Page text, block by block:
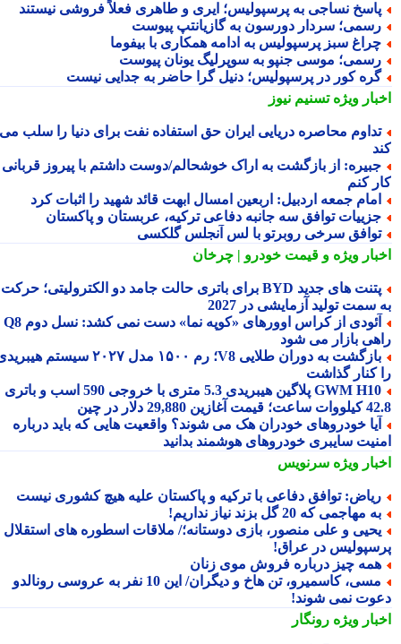
نساجی به پرسپولیس؛ ایری و طاهری فعلاً فروشی نیستند
سردار دورسون به گازیانتپ پیوست
سبز پرسپولیس به ادامه همکاری با بیفوما
موسی جنپو به سوپرلیگ یونان پیوست
کور در پرسپولیس؛ دنیل گرا حاضر به جدایی نیست
ویژهتسنیم نیوز
محاصره دریایی ایران حق استفاده نفت برای دنیا را سلب می
از بازگشت به اراک خوشحالم/دوست داشتم با پیروز قربانی
کنم
جمعه اردبیل: اربعین امسال ابهت قائد شهید را اثبات کرد
توافق سه جانبه دفاعی ترکیه، عربستان و پاکستان
سرخی روبرتو با لس آنجلس گلکسی
ویژهو قیمت خودرو | چرخان
پتنت های جدید BYD برای باتری حالت جامد دو الکترولیتی؛ حرکت
سمت تولید آزمایشی در 2027
آئودی از کراس اوورهای «کوپه نما» دست نمی کشد: نسل دوم Q8
بازار می شود
بازگشت به دوران طلایی V8؛ رم ۱۵۰۰ مدل ۲۰۲۷ سیستم هیبریدی
کنار گذاشت
GWM H10 پلاگین هیبریدی 5.3 متری با خروجی 590 اسب و باتری
29,880 دلار در چین
خودروهای خودران هک می شوند؟ واقعیت هایی که باید درباره
سایبری خودروهای هوشمند بدانید
ویژهسرنویس
توافق دفاعی با ترکیه و پاکستان علیه هیچ کشوری نیست
مهاجمی که 20 گل بزند نیاز نداریم!
و علی منصور، بازی دوستانه؛/ ملاقات اسطوره های استقلال و
در عراق!
چیز درباره فروش موی زنان
مسی، کاسمیرو، تن هاخ و دیگران/ این 10 نفر به عروسی رونالدو
نمی شوند!
ویژهرونگار